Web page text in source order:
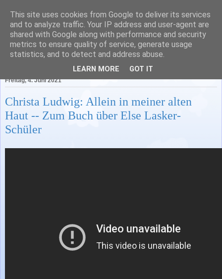
Literatur in Baden-
Württemberg
Freitag, 4. Juni 2021
Christa Ludwig: Allein in meiner alten
Haut -- Zum Buch über Else Lasker-
Schüler
This site uses cookies from Google to deliver its services
and to analyze traffic. Your IP address and user-agent are
shared with Google along with performance and security
metrics to ensure quality of service, generate usage
statistics, and to detect and address abuse.
LEARN MORE GOT IT